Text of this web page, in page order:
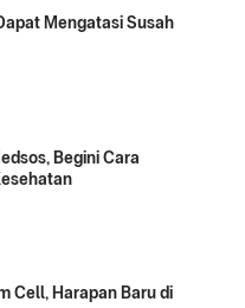
Mengatasi Susah
Begini Cara
Cell, Harapan Baru di